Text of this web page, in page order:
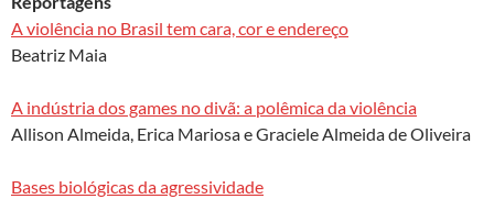
A violência no Brasil tem cara, cor e endereço
Beatriz Maia
A indústria dos games no divã: a polêmica da violência
Allison Almeida, Erica Mariosa e Graciele Almeida de Oliveira
Bases biológicas da agressividade